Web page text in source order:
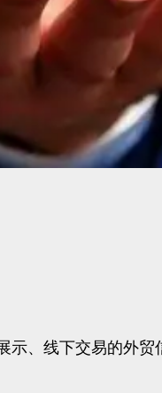
示、线下交易的外贸